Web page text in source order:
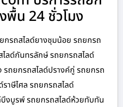
พื้น 24 ชั่วโมง
กรถสไลด์ยางชุมน้อย รถยกรถ
ลด์กันทรลักษ์ รถยกรถสไลด์
รถยกรถสไลด์ปรางค์กู่ รถยกรถ
าษีไศล รถยกรถสไลด์
งบูรพ์ รถยกรถสไลด์ห้วยทับทัน